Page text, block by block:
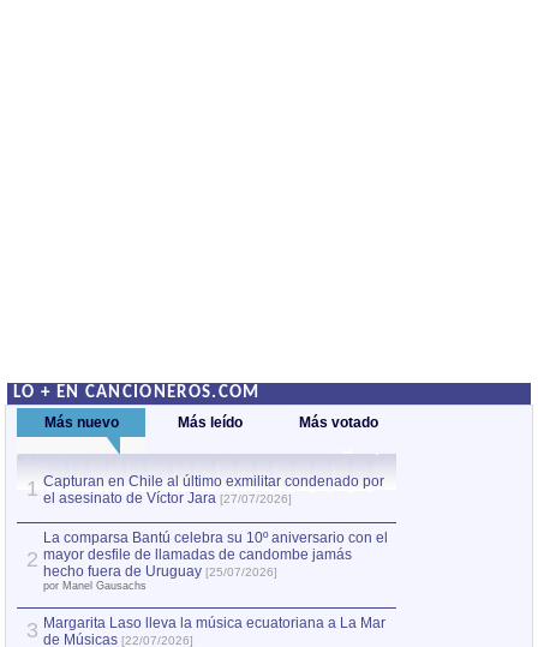
LO + EN CANCIONEROS.COM
Más nuevo Más leído Más votado
1 Capturan en Chile al último exmilitar condenado por
el asesinato de Víctor Jara [27/07/2026]
2
La comparsa Bantú celebra su 10º aniversario con el
mayor desfile de llamadas de candombe jamás
hecho fuera de Uruguay [25/07/2026]
por Manel Gausachs
3 Margarita Laso lleva la música ecuatoriana a La Mar
de Músicas [22/07/2026]